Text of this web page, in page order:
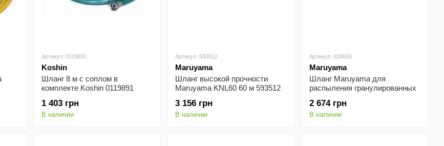
Артикул: 0119891
Koshin
Шланг 8 м с соплом в
комплекте Koshin 0119891
1 403 грн
В наличии
Артикул: 593512
Maruyama
Шланг высокой прочности
Maruyama KNL60 60 м 593512
3 156 грн
В наличии
Артикул: 620636
Maruyama
Шланг Maruyama для
распыления гранулированных
2 674 грн
В наличии